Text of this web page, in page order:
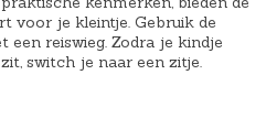
voor je kleintje. Gebruik de
reiswieg. Zodra je kindje
switch je naar een zitje.